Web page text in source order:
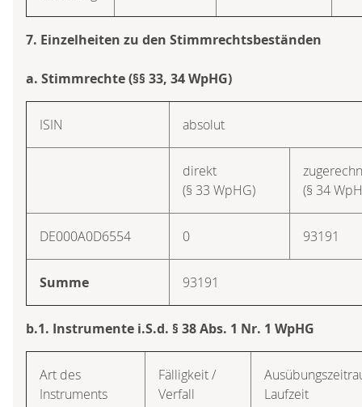
7. Einzelheiten zu den Stimmrechtsbeständen
a. Stimmrechte (§§ 33, 34 WpHG)
ISIN absolut
direkt
(§ 33 WpHG)
(§ 34
DE000A0D6554 0 93191
Summe 93191
b.1. Instrumente i.S.d. § 38 Abs. 1 Nr. 1 WpHG
Art des
Instruments
Fälligkeit /
Verfall
Laufzeit